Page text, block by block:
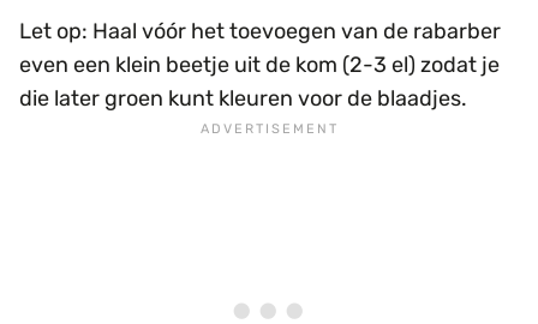
Let op: Haal vóór het toevoegen van de rabarber
even een klein beetje uit de kom (2-3 el) zodat je
die later groen kunt kleuren voor de blaadjes.